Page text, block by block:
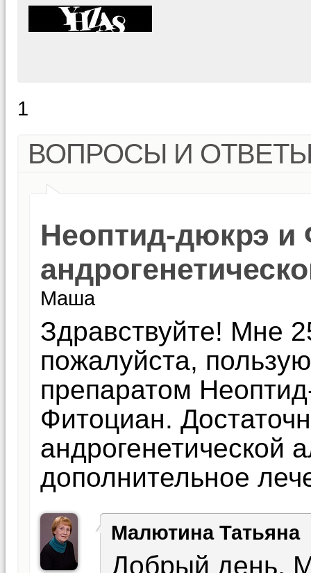
1
ВОПРОСЫ И
Неоптид-дюкрэ и
Маша
Здравствуйте! Мне
пожалуйста,
препаратом
Фитоциан.
андрогенетической
дополнительное
Малютина Татьяна
Добрый день,